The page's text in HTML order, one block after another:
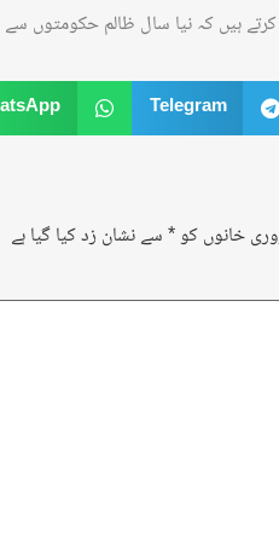
ہیں کہ نیا سال ظالم حکومتوں
Telegram
خانوں کو*سے نشان زد کیا گیا ہے